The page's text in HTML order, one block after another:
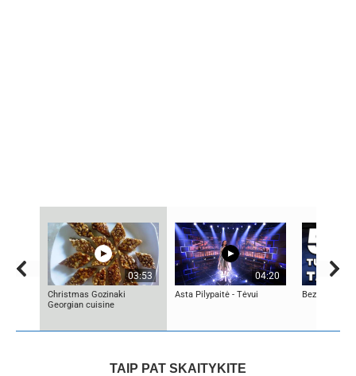
03:53
Christmas Gozinaki
Georgian cuisine
04:20
Asta Pilypaitė - Tėvui Bezos
TAIP PAT SKAITYKITE